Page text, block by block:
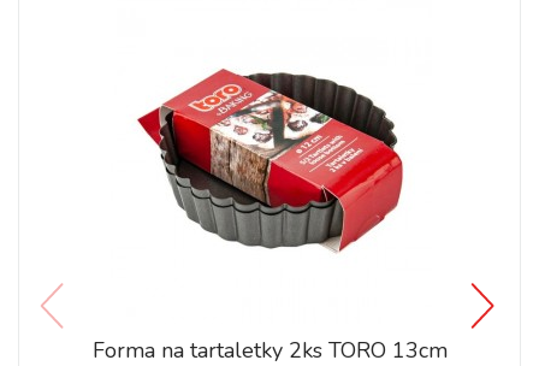
Forma na tartaletky 2ks TORO 13cm